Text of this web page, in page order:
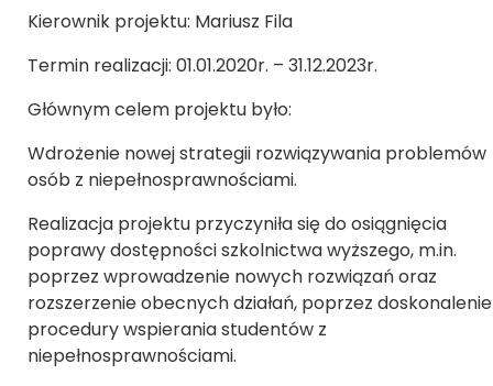
Kierownik projektu: Mariusz Fila
Termin realizacji: 01.01.2020r. – 31.12.2023r.
Głównym celem projektu było:
Wdrożenie nowej strategii rozwiązywania problemów
osób z niepełnosprawnościami.
Realizacja projektu przyczyniła się do osiągnięcia
poprawy dostępności szkolnictwa wyższego, m.in.
poprzez wprowadzenie nowych rozwiązań oraz
rozszerzenie obecnych działań, poprzez doskonalenie
procedury wspierania studentów z
niepełnosprawnościami.